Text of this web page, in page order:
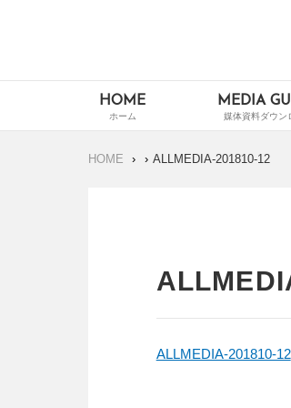
Navigation
HOME MEDIA
HOME ALLMEDIA-201810-12
ALLMEDIA-201810-12